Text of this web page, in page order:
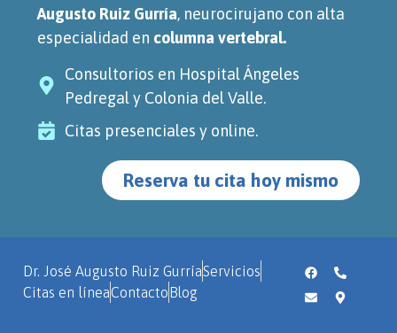
Augusto Ruiz Gurría, neurocirujano con alta
especialidad en columna vertebral.
Consultorios en Hospital Ángeles
Pedregal y Colonia del Valle.
Citas presenciales y online.
Reserva tu cita hoy mismo
Dr. José Augusto Ruiz GurríaServicios
Citas en líneaContactoBlog